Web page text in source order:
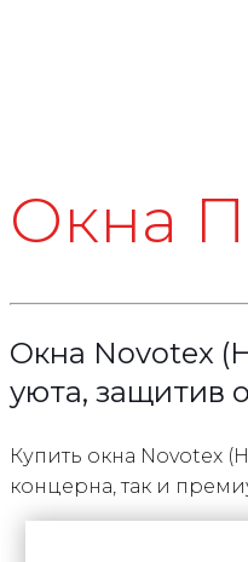
Окна
Окна Novotex
уюта, защитив
Купить окна Novotex
концерна, так и